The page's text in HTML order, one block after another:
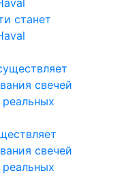
станет
свечей